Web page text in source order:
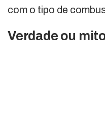
com o tipo de
Verdade ou